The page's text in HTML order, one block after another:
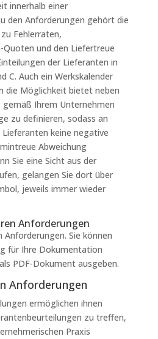
innerhalb einer
den Anforderungen gehört die
Fehlerraten,
Quoten und den Liefertreue
der Lieferanten in
C. Auch ein Werkskalender
die Möglichkeit bietet neben
gemäß Ihrem Unternehmen
zu definieren, sodass an
keine negative
Abweichung
Sie eine Sicht aus der
gelangen Sie dort über
jeweils immer wieder
Anforderungen
Anforderungen. Sie können
für Ihre Dokumentation
PDF-Dokument ausgeben.
Anforderungen
ermöglichen ihnen
zu treffen,
Praxis